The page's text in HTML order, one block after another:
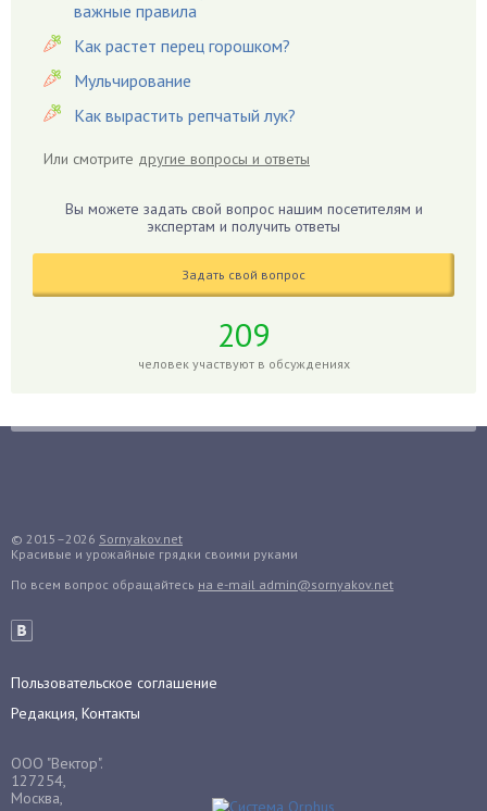
Гардения
Гацания
Гвоздики
Георгины
Гиацинт
Гладиолусы
Гранат
Грядки
Гуава
Декабрист
Дельфиниум
Денежное дерево
Диффенбахия
важные правила
Как растет перец горошком?
Мульчирование
Как вырастить репчатый лук?
Или смотрите другие вопросы и ответы
Вы можете задать свой вопрос нашим посетителям и
экспертам и получить ответы
Задать свой вопрос
209
человек участвуют в обсуждениях
© 2015–2026 Sornyakov.net
Красивые и урожайные грядки своими руками
По всем вопрос обращайтесь на e-mail admin@sornyakov.net
Пользовательское соглашение
Редакция, Контакты
ООО "Вектор".
127254,
Москва,